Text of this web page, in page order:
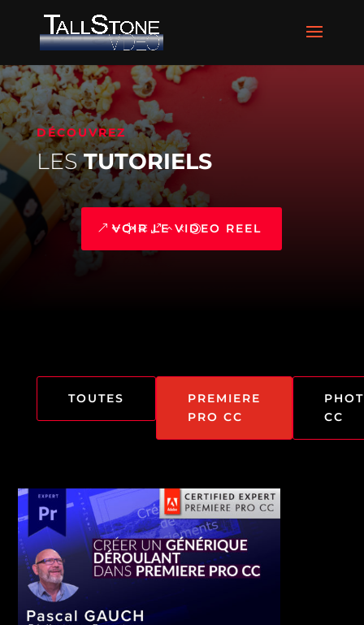
DÉCOUVREZ
LESTUTORIELS
VOIR LE VIDEO REEL
TOUTES
PREMIERE
PRO CC
CC